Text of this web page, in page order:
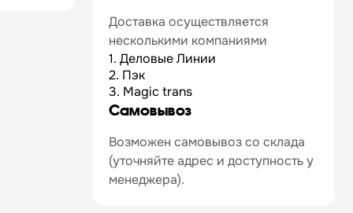
Доставка осуществляется
несколькими компаниями
1. Деловые Линии
2. Пэк
3. Magic trans
Самовывоз
Возможен самовывоз со склада
(уточняйте адрес и доступность у
менеджера).